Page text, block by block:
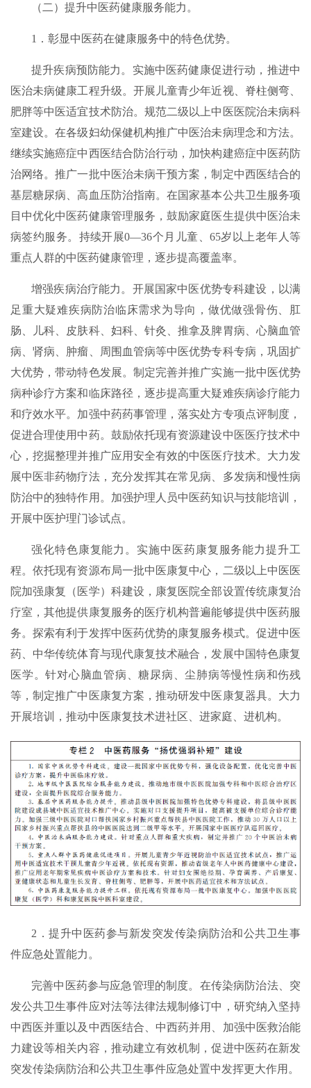
（二）提升中医药健康服务能力。
1．彰显中医药在健康服务中的特色优势。
提升疾病预防能力。实施中医药健康促进行动，推进中
医治未病健康工程升级。开展儿童青少年近视、脊柱侧弯、
肥胖等中医适宜技术防治。规范二级以上中医医院治未病科
室建设。在各级妇幼保健机构推广中医治未病理念和方法。
继续实施癌症中西医结合防治行动，加快构建癌症中医药防
治网络。推广一批中医治未病干预方案，制定中西医结合的
基层糖尿病、高血压防治指南。在国家基本公共卫生服务项
目中优化中医药健康管理服务，鼓励家庭医生提供中医治未
病签约服务。持续开展0—36个月儿童、65岁以上老年人等
重点人群的中医药健康管理，逐步提高覆盖率。
增强疾病治疗能力。开展国家中医优势专科建设，以满
足重大疑难疾病防治临床需求为导向，做优做强骨伤、肛
肠、儿科、皮肤科、妇科、针灸、推拿及脾胃病、心脑血管
病、肾病、肿瘤、周围血管病等中医优势专科专病，巩固扩
大优势，带动特色发展。制定完善并推广实施一批中医优势
病种诊疗方案和临床路径，逐步提高重大疑难疾病诊疗能力
和疗效水平。加强中药药事管理，落实处方专项点评制度，
促进合理使用中药。鼓励依托现有资源建设中医医疗技术中
心，挖掘整理并推广应用安全有效的中医医疗技术。大力发
展中医非药物疗法，充分发挥其在常见病、多发病和慢性病
防治中的独特作用。加强护理人员中医药知识与技能培训，
开展中医护理门诊试点。
强化特色康复能力。实施中医药康复服务能力提升工
程。依托现有资源布局一批中医康复中心，二级以上中医医
院加强康复（医学）科建设，康复医院全部设置传统康复治
疗室，其他提供康复服务的医疗机构普遍能够提供中医药服
务。探索有利于发挥中医药优势的康复服务模式。促进中医
药、中华传统体育与现代康复技术融合，发展中国特色康复
医学。针对心脑血管病、糖尿病、尘肺病等慢性病和伤残
等，制定推广中医康复方案，推动研发中医康复器具。大力
开展培训，推动中医康复技术进社区、进家庭、进机构。
2．提升中医药参与新发突发传染病防治和公共卫生事
件应急处置能力。
完善中医药参与应急管理的制度。在传染病防治法、突
发公共卫生事件应对法等法律法规制修订中，研究纳入坚持
中西医并重以及中西医结合、中西药并用、加强中医救治能
力建设等相关内容，推动建立有效机制，促进中医药在新发
突发传染病防治和公共卫生事件应急处置中发挥更大作用。